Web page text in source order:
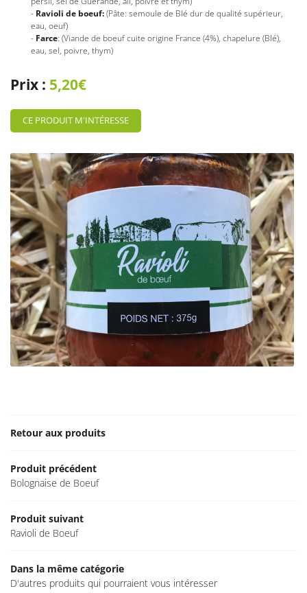
PRODUITS
MARCHÉS
CONTACT
Une
utilisant le formulaire de désinscription
INSCRIPTION
- Ravioli de boeuf:(Pâte: semoule de Blé dur de qualité supérieur,
eau, oeuf)
- Farce: (Viande de boeuf cuite origine France (4%), chapelure (Blé),
eau, sel, poivre, thym)
Prix : 5,20€
CE PRODUIT M'INTÉRESSE
Retour aux produits
Produit précédent
Bolognaise de Boeuf
Produit suivant
Ravioli de Boeuf
Dans la même catégorie
D'autres produits qui pourraient vous intéresser